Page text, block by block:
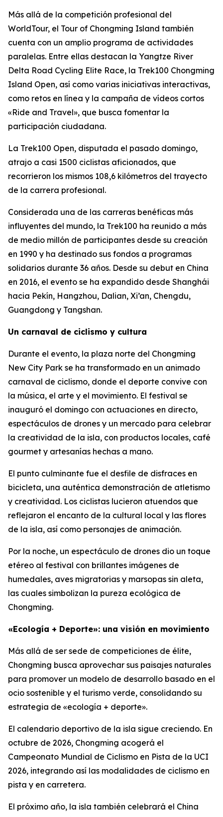
Más allá de la competición profesional del
WorldTour, el Tour of Chongming Island también
cuenta con un amplio programa de actividades
paralelas. Entre ellas destacan la Yangtze River
Delta Road Cycling Elite Race, la Trek100 Chongming
Island Open, así como varias iniciativas interactivas,
como retos en línea y la campaña de vídeos cortos
«Ride and Travel», que busca fomentar la
participación ciudadana.
La Trek100 Open, disputada el pasado domingo,
atrajo a casi 1500 ciclistas aficionados, que
recorrieron los mismos 108,6 kilómetros del trayecto
de la carrera profesional.
Considerada una de las carreras benéficas más
influyentes del mundo, la Trek100 ha reunido a más
de medio millón de participantes desde su creación
en 1990 y ha destinado sus fondos a programas
solidarios durante 36 años. Desde su debut en China
en 2016, el evento se ha expandido desde Shanghái
hacia Pekín, Hangzhou, Dalian, Xi’an, Chengdu,
Guangdong y Tangshan.
Un carnaval de ciclismo y cultura
Durante el evento, la plaza norte del Chongming
New City Park se ha transformado en un animado
carnaval de ciclismo, donde el deporte convive con
la música, el arte y el movimiento. El festival se
inauguró el domingo con actuaciones en directo,
espectáculos de drones y un mercado para celebrar
la creatividad de la isla, con productos locales, café
gourmet y artesanías hechas a mano.
El punto culminante fue el desfile de disfraces en
bicicleta, una auténtica demonstración de atletismo
y creatividad. Los ciclistas lucieron atuendos que
reflejaron el encanto de la cultural local y las flores
de la isla, así como personajes de animación.
Por la noche, un espectáculo de drones dio un toque
etéreo al festival con brillantes imágenes de
humedales, aves migratorias y marsopas sin aleta,
las cuales simbolizan la pureza ecológica de
Chongming.
«Ecología + Deporte»: una visión en movimiento
Más allá de ser sede de competiciones de élite,
Chongming busca aprovechar sus paisajes naturales
para promover un modelo de desarrollo basado en el
ocio sostenible y el turismo verde, consolidando su
estrategia de «ecología + deporte».
El calendario deportivo de la isla sigue creciendo. En
octubre de 2026, Chongming acogerá el
Campeonato Mundial de Ciclismo en Pista de la UCI
2026, integrando así las modalidades de ciclismo en
pista y en carretera.
El próximo año, la isla también celebrará el China